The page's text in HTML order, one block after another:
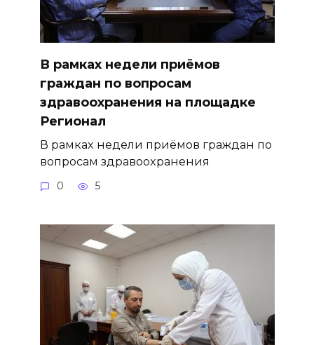
В рамках недели приёмов
граждан по вопросам
здравоохранения на площадке
Регионал
В рамках недели приёмов граждан по
вопросам здравоохранения
0 5